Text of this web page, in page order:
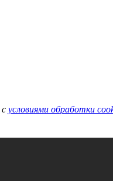
с условиями обработки